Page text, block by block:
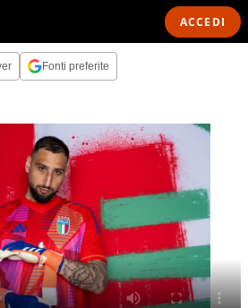
ACCEDI
Fonti preferite